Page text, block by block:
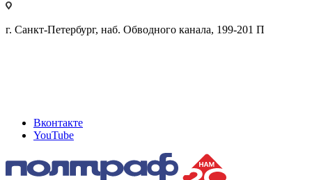
г. Санкт-Петербург, наб. Обводного канала, 199-201 П
Вконтакте
YouTube